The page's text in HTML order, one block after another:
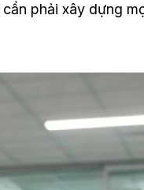
phải xây dựng